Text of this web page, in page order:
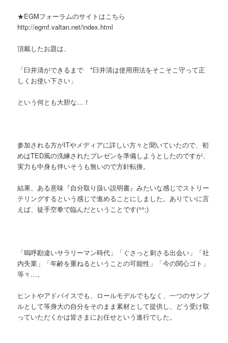
★EGMフォーラムのサイトはこちら
http://egmf.valtan.net/index.html
頂戴したお題は、
「臼井清ができるまで *臼井清は使用用法をそこそこ守って正
しくお使い下さい」
という何とも大胆な…！
参加される方がITやメディアに詳しい方々と聞いていたので、初
めはTED風の洗練されたプレゼンを準備しようとしたのですが、
実力も中身も伴いそうも無いので方針転換。
結果、ある意味『自分取り扱い説明書』みたいな感じでストリー
テリングするという感じで進めることにしました。ありていに言
えば、徒手空拳で臨んだということです(^^;)
「嗚呼勘違いサラリーマン時代」「ぐさっと刺さる出会い」「社
内失業」「年齢を重ねるということの可能性」「今の関心ゴト」
等々…。
ヒントやアドバイスでも、ロールモデルでもなく、一つのサンプ
ルとして等身大の自分をそのまま素材として提供し、どう受け取
っていただくかは皆さまにお任せという進行でした。